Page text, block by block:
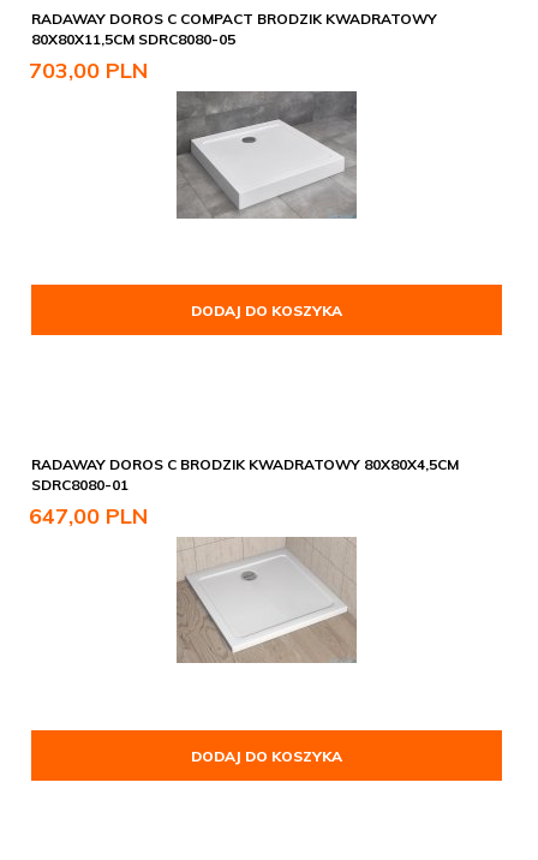
RADAWAY DOROS C COMPACT BRODZIK KWADRATOWY
80X80X11,5CM SDRC8080-05
703,00 PLN
DODAJ DO KOSZYKA
RADAWAY DOROS C BRODZIK KWADRATOWY 80X80X4,5CM
SDRC8080-01
647,00 PLN
DODAJ DO KOSZYKA